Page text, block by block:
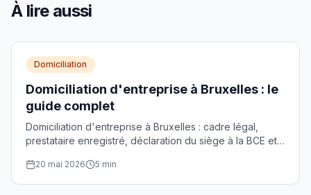
À lire aussi
Domiciliation
Domiciliation d'entreprise à Bruxelles : le
guide complet
Domiciliation d'entreprise à Bruxelles : cadre légal,
prestataire enregistré, déclaration du siège à la BCE et
20 mai 2026 5 min